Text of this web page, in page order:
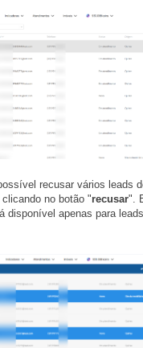
recusar vários leads
no botão "recusar".
disponível apenas para